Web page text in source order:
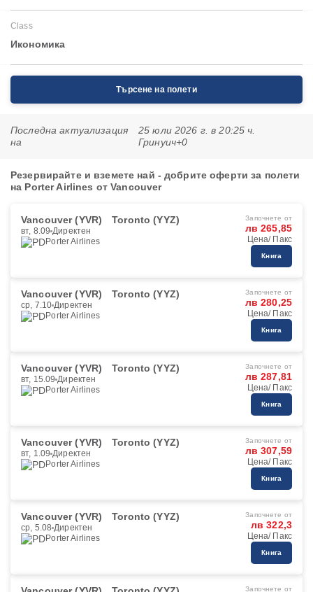
Class
Икономика
Търсене на полети
Последна актуализация
на
25 юли 2026 г. в 20:25 ч.
Гринуич+0
Резервирайте и вземете най - добрите оферти за полети
на Porter Airlines от Vancouver
Vancouver (YVR) Toronto (YYZ)
вт, 8.09 Директен
Porter Airlines
Започнете от
лв 265,85
Цена/ Пакс
Книга
Vancouver (YVR) Toronto (YYZ)
ср, 7.10 Директен
Porter Airlines
Започнете от
лв 280,25
Цена/ Пакс
Книга
Vancouver (YVR) Toronto (YYZ)
вт, 15.09 Директен
Porter Airlines
Започнете от
лв 287,81
Цена/ Пакс
Книга
Vancouver (YVR) Toronto (YYZ)
вт, 1.09 Директен
Porter Airlines
Започнете от
лв 307,59
Цена/ Пакс
Книга
Vancouver (YVR) Toronto (YYZ)
ср, 5.08 Директен
Porter Airlines
Започнете от
лв 322,3
Цена/ Пакс
Книга
Започнете от